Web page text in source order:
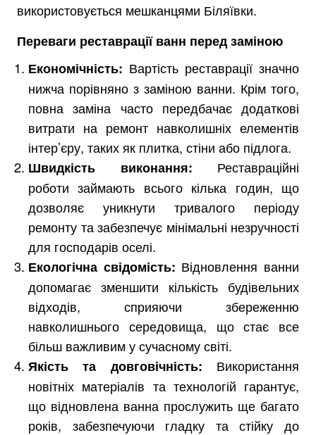
використовується мешканцями Біляївки.
Переваги реставрації ванн перед заміною
Економічність: Вартість реставрації значно
нижча порівняно з заміною ванни. Крім того,
повна заміна часто передбачає додаткові
витрати на ремонт навколишніх елементів
інтер’єру, таких як плитка, стіни або підлога.
Швидкість
виконання: Реставраційні
роботи займають всього кілька годин, що
дозволяє уникнути тривалого періоду
ремонту та забезпечує мінімальні незручності
для господарів оселі.
Екологічна свідомість: Відновлення ванни
допомагає зменшити кількість будівельних
відходів, сприяючи збереженню
навколишнього середовища, що стає все
більш важливим у сучасному світі.
Якість та довговічність: Використання
новітніх матеріалів та технологій гарантує,
що відновлена ванна прослужить ще багато
років, забезпечуючи гладку та стійку до